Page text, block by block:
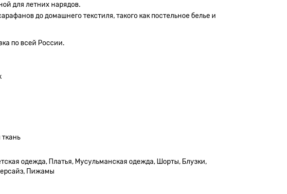
для летних нарядов.
до домашнего текстиля, такого как постельное белье и
по всей России.
одежда, Платья, Мусульманская одежда, Шорты, Блузки,
Пижамы